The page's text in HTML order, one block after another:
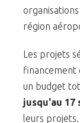
région
Les projets
financement
un budget
jusqu'au 17
leurs